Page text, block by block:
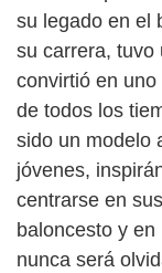
su legado en el
su carrera, tuvo
convirtió en
de todos los
sido un modelo
jóvenes,
centrarse en
baloncesto y
nunca será